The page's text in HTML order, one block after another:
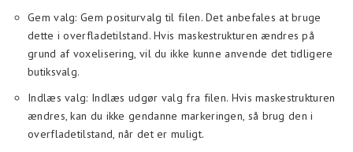
Gem valg: Gem positurvalg til filen. Det anbefales at bruge
dette i overfladetilstand. Hvis maskestrukturen ændres på
grund af voxelisering, vil du ikke kunne anvende det tidligere
butiksvalg.
Indlæs valg: Indlæs udgør valg fra filen. Hvis maskestrukturen
ændres, kan du ikke gendanne markeringen, så brug den i
overfladetilstand, når det er muligt.